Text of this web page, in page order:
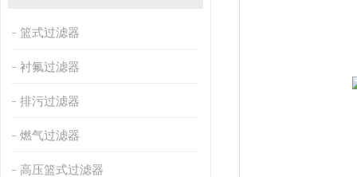
篮式过滤器
衬氟过滤器
排污过滤器
燃气过滤器
高压篮式过滤器